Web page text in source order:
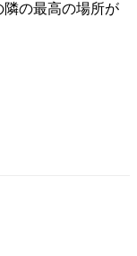
の最高の場所が